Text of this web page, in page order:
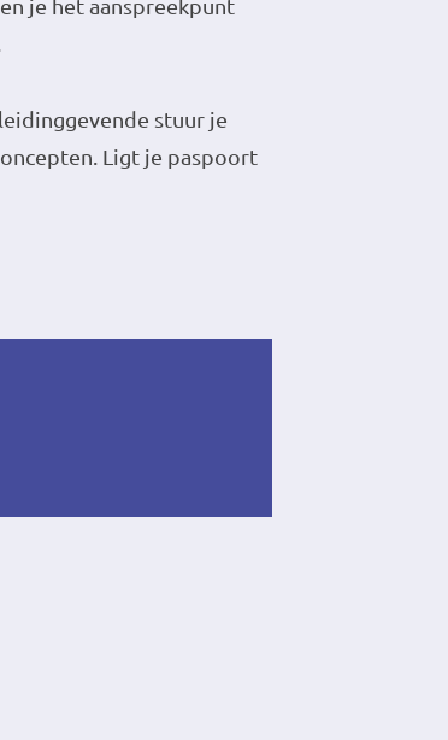
je het aanspreekpunt
stuur je
Ligt je paspoort